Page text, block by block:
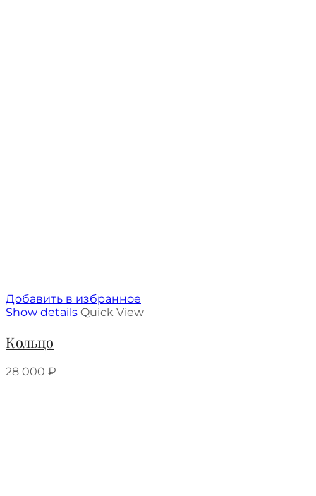
Добавить в избранное
Show details Quick View
Кольцо
28 000 ₽